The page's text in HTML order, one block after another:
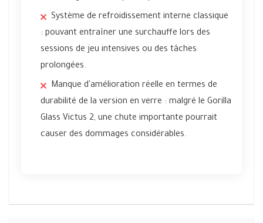
Système de refroidissement interne classique
: pouvant entraîner une surchauffe lors des
sessions de jeu intensives ou des tâches
prolongées.
Manque d'amélioration réelle en termes de
durabilité de la version en verre : malgré le Gorilla
Glass Victus 2, une chute importante pourrait
causer des dommages considérables.